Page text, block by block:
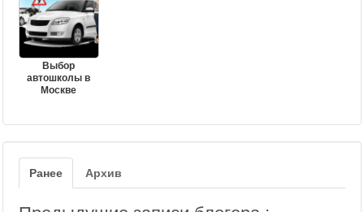
Выбор
автошколы в
Москве
Ранее Архив